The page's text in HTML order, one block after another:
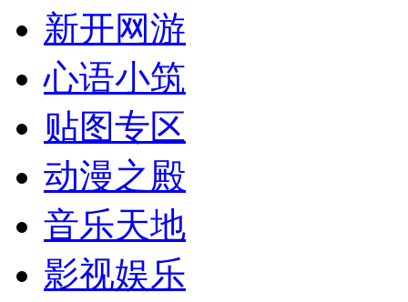
新开网游
心语小筑
贴图专区
动漫之殿
音乐天地
影视娱乐